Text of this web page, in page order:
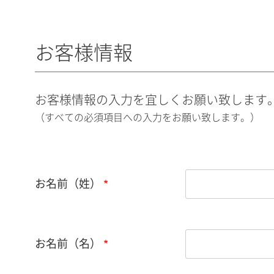
お客様情報
お客様情報の入力を宜しくお願い致します
（すべての必須項目への入力をお願い致します。）
お名前（姓）
お名前（名）